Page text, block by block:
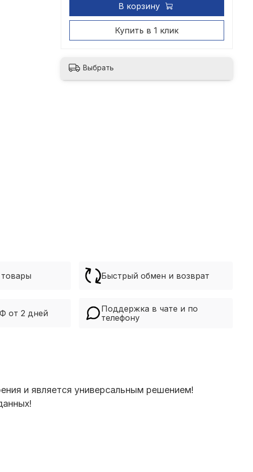
В корзину
Купить в 1 клик
Выбрать
от 2 дней
Быстрый обмен и возврат
Поддержка в чате и по
телефону
и является универсальным решением!